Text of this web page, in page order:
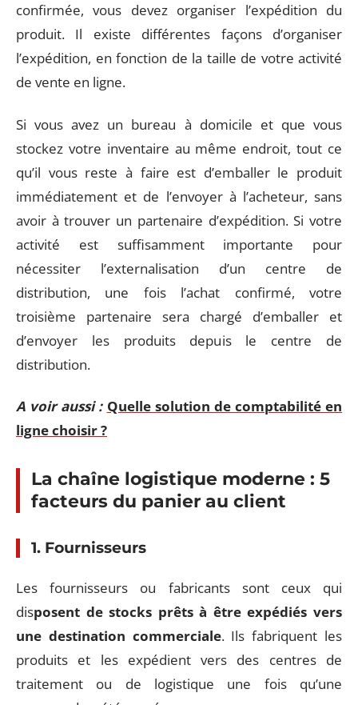
confirmée, vous devez organiser l’expédition du
produit. Il existe différentes façons d’organiser
l’expédition, en fonction de la taille de votre activité
de vente en ligne.
Si vous avez un bureau à domicile et que vous
stockez votre inventaire au même endroit, tout ce
qu’il vous reste à faire est d’emballer le produit
immédiatement et de l’envoyer à l’acheteur, sans
avoir à trouver un partenaire d’expédition. Si votre
activité est suffisamment importante pour
nécessiter l’externalisation d’un centre de
distribution, une fois l’achat confirmé, votre
troisième partenaire sera chargé d’emballer et
d’envoyer les produits depuis le centre de
distribution.
A voir aussi : Quelle solution de comptabilité en
ligne choisir ?
La chaîne logistique moderne : 5
facteurs du panier au client
1. Fournisseurs
Les fournisseurs ou fabricants sont ceux qui
disposent de stocks prêts à être expédiés vers
une destination commerciale. Ils fabriquent les
produits et les expédient vers des centres de
traitement ou de logistique une fois qu’une